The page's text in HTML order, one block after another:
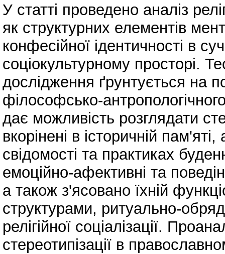
У статті проведено аналіз
як структурних елементів
конфесійної ідентичності в
соціокультурному просторі.
дослідження ґрунтується на
філософсько-
дає можливість розглядати
вкорінені в історичній
свідомості та практиках
емоційно-афективні та
а також з'ясовано їхній
структурами, ритуально-
релігійної соціалізації.
стереотипізації в